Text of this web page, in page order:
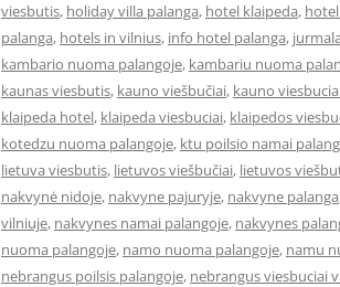
viesbutis, holiday villa palanga, hotel klaipeda,
palanga, hotels in vilnius, info hotel palanga,
kambario nuoma palangoje, kambariu nuoma
kaunas viesbutis, kauno viešbučiai, kauno
klaipeda hotel, klaipeda viesbuciai, klaipedos
kotedzu nuoma palangoje, ktu poilsio namai
lietuva viesbutis, lietuvos viešbučiai, lietuvos
nakvynė nidoje, nakvyne pajuryje, nakvyne palanga
vilniuje, nakvynes namai palangoje, nakvynes
nuoma palangoje, namo nuoma palangoje, namu
nebrangus poilsis palangoje, nebrangus viesbuciai